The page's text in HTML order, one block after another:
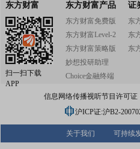
东方财富
扫一扫下载
APP
东方财富产品
东方财富免费版
东方财富Level-2
东方财富策略版
妙想投研助理
Choice金融终端
证
东
东
东
信息网络传播视听节目许可证
沪ICP证:沪B2-
关于我们 可持续